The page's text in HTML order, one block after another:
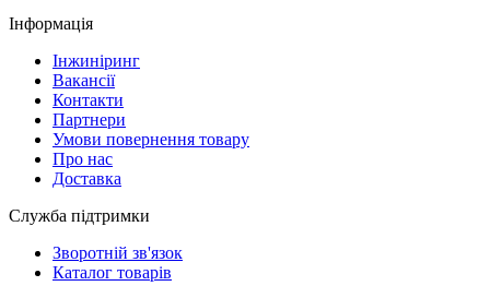
Інформація
Інжиніринг
Вакансії
Контакти
Партнери
Умови повернення товару
Про нас
Доставка
Служба підтримки
Зворотній зв'язок
Каталог товарів